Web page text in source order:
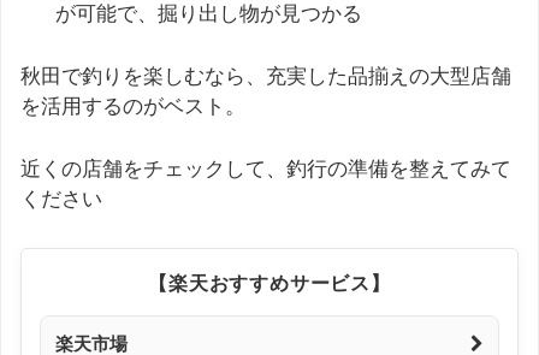
が可能で、掘り出し物が見つかる
秋田で釣りを楽しむなら、充実した品揃えの大型店舗
を活用するのがベスト。
近くの店舗をチェックして、釣行の準備を整えてみて
ください
【楽天おすすめサービス】
楽天市場